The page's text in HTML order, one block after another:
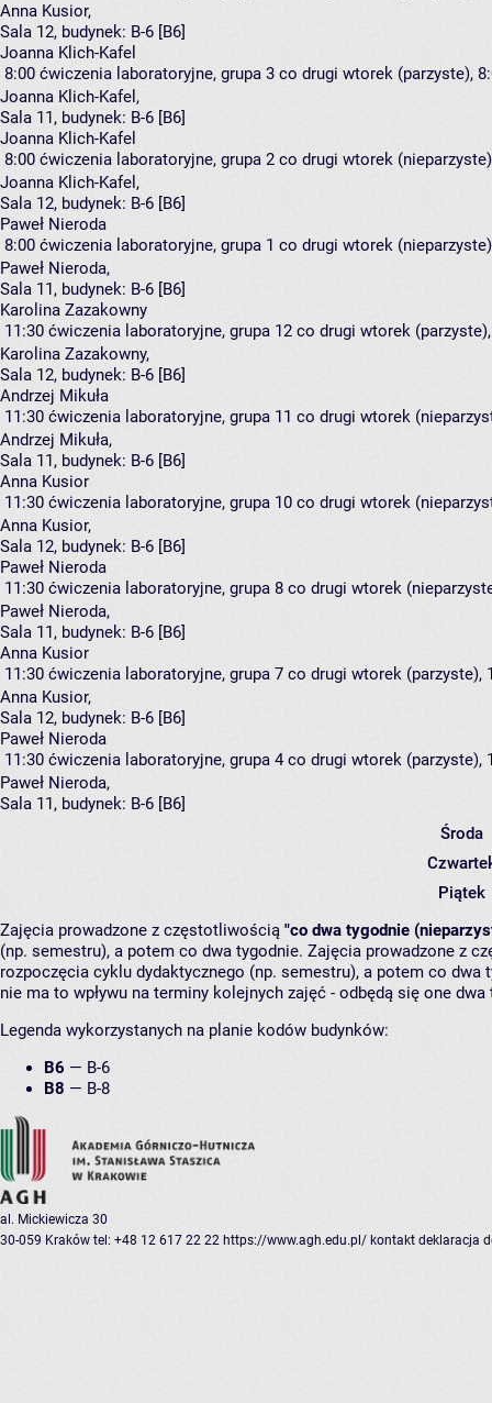
Anna Kusior,
Sala 12, budynek: B-6 [B6]
Joanna Klich-Kafel
8:00 ćwiczenia laboratoryjne, grupa 3 co drugi wtorek (parzyste),
Joanna Klich-Kafel ,
Sala 11, budynek: B-6 [B6]
Joanna Klich-Kafel
8:00 ćwiczenia laboratoryjne, grupa 2 co drugi wtorek
Joanna Klich-Kafel ,
Sala 12, budynek: B-6 [B6]
Paweł Nieroda
8:00 ćwiczenia laboratoryjne, grupa 1 co drugi wtorek
Paweł Nieroda,
Sala 11, budynek: B-6 [B6]
Karolina Zazakowny
11:30 ćwiczenia laboratoryjne, grupa 12 co drugi wtorek
Karolina Zazakowny,
Sala 12, budynek: B-6 [B6]
Andrzej Mikuła
11:30 ćwiczenia laboratoryjne, grupa 11 co drugi wtorek
Andrzej Mikuła,
Sala 11, budynek: B-6 [B6]
Anna Kusior
11:30 ćwiczenia laboratoryjne, grupa 10 co drugi wtorek
Anna Kusior,
Sala 12, budynek: B-6 [B6]
Paweł Nieroda
11:30 ćwiczenia laboratoryjne, grupa 8 co drugi wtorek
Paweł Nieroda,
Sala 11, budynek: B-6 [B6]
Anna Kusior
11:30 ćwiczenia laboratoryjne, grupa 7 co drugi wtorek (parzyste),
Anna Kusior,
Sala 12, budynek: B-6 [B6]
Paweł Nieroda
11:30 ćwiczenia laboratoryjne, grupa 4 co drugi wtorek (parzyste),
Paweł Nieroda,
Sala 11, budynek: B-6 [B6]
Środa
Piątek
Zajęcia prowadzone z częstotliwością "co dwa tygodnie
(np. semestru), a potem co dwa tygodnie. Zajęcia prowadzone z
rozpoczęcia cyklu dydaktycznego (np. semestru), a potem co
nie ma to wpływu na terminy kolejnych zajęć - odbędą się one
Legenda wykorzystanych na planie kodów budynków:
B6 — B-6
B8 — B-8
al. Mickiewicza 30
30-059 Kraków tel: +48 12 617 22 22 https://www.agh.edu.pl/ kontakt deklaracja